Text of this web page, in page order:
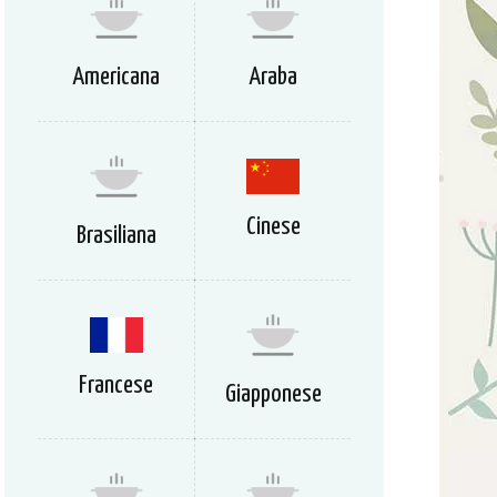
Americana Araba
Brasiliana Cinese
Francese Giapponese